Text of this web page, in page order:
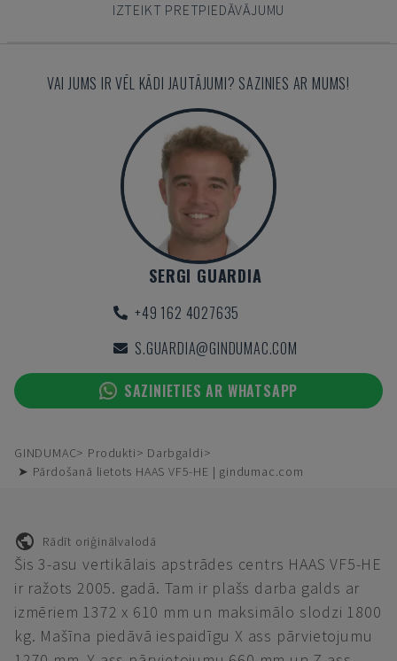
IZTEIKT PRETPIEDĀVĀJUMU
VAI JUMS IR VĒL KĀDI JAUTĀJUMI? SAZINIES AR MUMS!
SERGI GUARDIA
+49 162 4027635
S.GUARDIA@GINDUMAC.COM
SAZINIETIES AR WHATSAPP
GINDUMAC Produkti
Darbgaldi
➤ Pārdošanā lietots HAAS VF5-HE | gindumac.com
Rādīt oriģinālvalodā
Šis 3-asu vertikālais apstrādes centrs HAAS VF5-HE
ir ražots 2005. gadā. Tam ir plašs darba galds ar
izmēriem 1372 x 610 mm un maksimālo slodzi 1800
kg. Mašīna piedāvā iespaidīgu X ass pārvietojumu